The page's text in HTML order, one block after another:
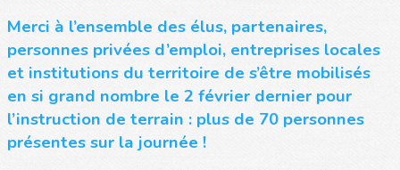
Merci à l’ensemble des élus, partenaires,
personnes privées d’emploi, entreprises locales
et institutions du territoire de s’être mobilisés
en si grand nombre le 2 février dernier pour
l’instruction de terrain : plus de 70 personnes
présentes sur la journée !